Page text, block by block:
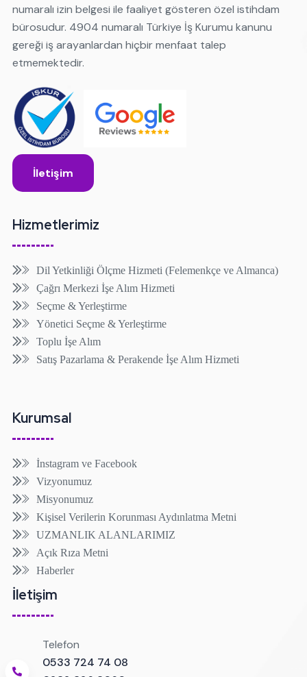
numaralı izin belgesi ile faaliyet gösteren özel istihdam
bürosudur. 4904 numaralı Türkiye İş Kurumu kanunu
gereği iş arayanlardan hiçbir menfaat talep
etmemektedir.
İletişim
Hizmetlerimiz
Dil Yetkinliği Ölçme Hizmeti (Felemenkçe ve Almanca)
Çağrı Merkezi İşe Alım Hizmeti
Seçme & Yerleştirme
Yönetici Seçme & Yerleştirme
Toplu İşe Alım
Satış Pazarlama & Perakende İşe Alım Hizmeti
Kurumsal
İnstagram ve Facebook
Vizyonumuz
Misyonumuz
Kişisel Verilerin Korunması Aydınlatma Metni
UZMANLIK ALANLARIMIZ
Açık Rıza Metni
Haberler
İletişim
Telefon
0533 724 74 08